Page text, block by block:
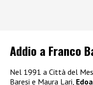
Addio a Franco
Nel 1991 a Città del
Baresi e Maura Lari,